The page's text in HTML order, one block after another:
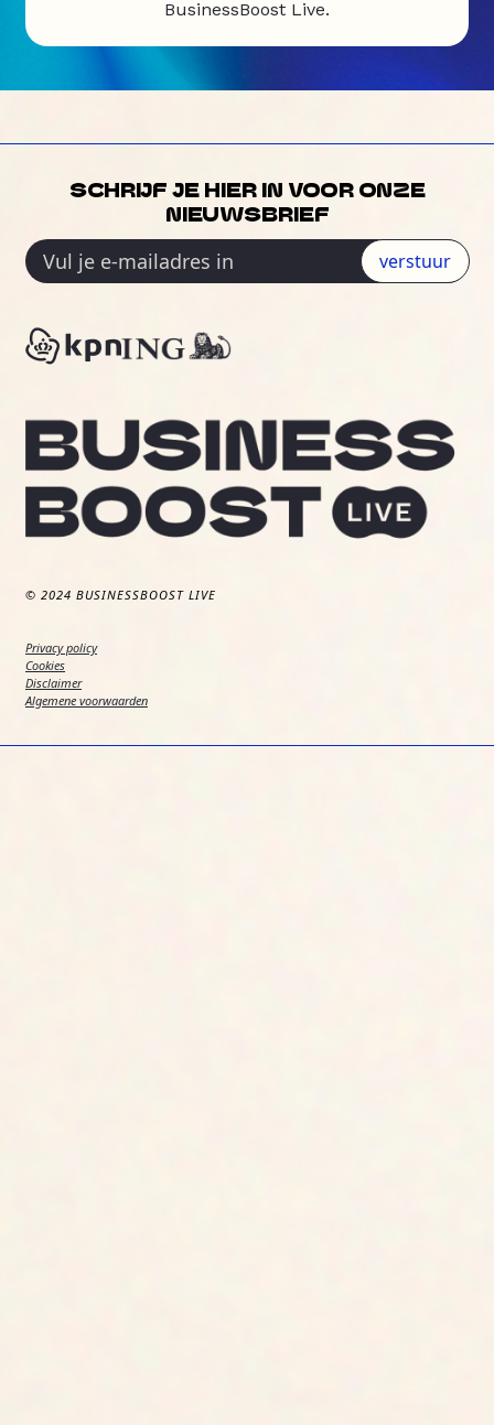
BusinessBoost Live.
© 2024 BUSINESSBOOST LIVE
Privacy policy
Cookies
Disclaimer
Algemene voorwaarden
SCHRIJF JE HIER IN VOOR ONZE
NIEUWSBRIEF
verstuur